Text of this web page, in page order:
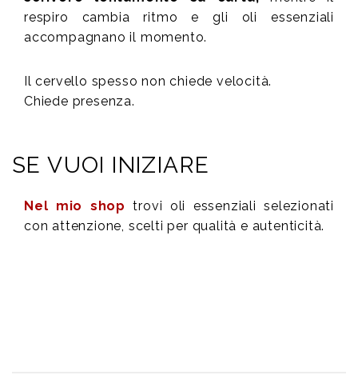
respiro cambia ritmo e gli oli essenziali
accompagnano il momento.
Il cervello spesso non chiede velocità.
Chiede presenza.
SE VUOI INIZIARE
Nel mio shop trovi oli essenziali selezionati
con attenzione, scelti per qualità e autenticità.